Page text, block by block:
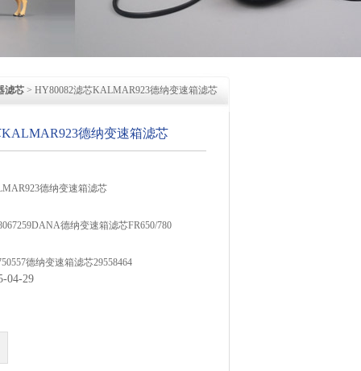
滤芯 > HY80082滤芯KALMAR923德纳变速箱滤芯
德纳变速箱滤芯
德纳变速箱滤芯
德纳变速箱滤芯FR650/780
德纳变速箱滤芯29558464
04-29